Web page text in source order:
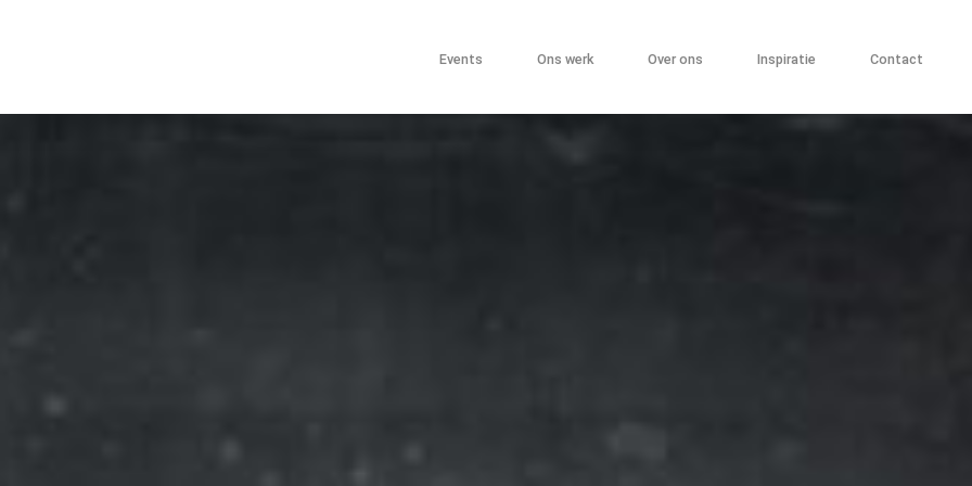
Events Ons werk Over ons Inspiratie Contact